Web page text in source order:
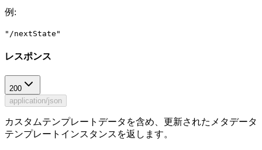
例 :
"/nextState"
レスポンス
200
application/json
カスタムテンプレートデータを含め、更新されたメタデータ
テンプレートインスタンスを返します。